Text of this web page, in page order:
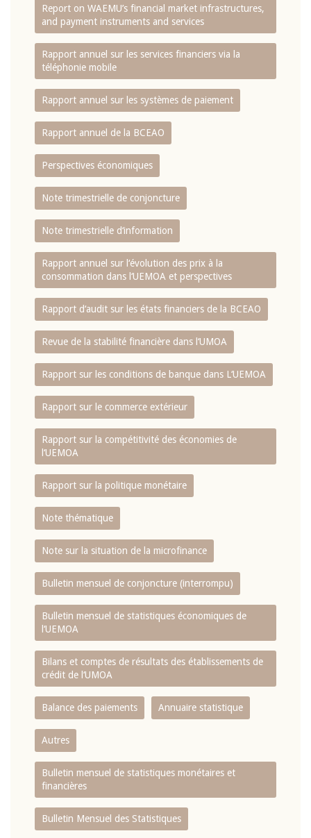
Report on WAEMU’s financial market infrastructures,
and payment instruments and services
Rapport annuel sur les services financiers via la
téléphonie mobile
Rapport annuel sur les systèmes de paiement
Rapport annuel de la BCEAO
Perspectives économiques
Note trimestrielle de conjoncture
Note trimestrielle d‘information
Rapport annuel sur l‘évolution des prix à la
consommation dans l‘UEMOA et perspectives
Rapport d‘audit sur les états financiers de la BCEAO
Revue de la stabilité financière dans l‘UMOA
Rapport sur les conditions de banque dans L‘UEMOA
Rapport sur le commerce extérieur
Rapport sur la compétitivité des économies de
l‘UEMOA
Rapport sur la politique monétaire
Note thématique
Note sur la situation de la microfinance
Bulletin mensuel de conjoncture (interrompu)
Bulletin mensuel de statistiques économiques de
l‘UEMOA
Bilans et comptes de résultats des établissements de
crédit de l‘UMOA
Balance des paiements Annuaire statistique
Autres
Bulletin mensuel de statistiques monétaires et
financières
Bulletin Mensuel des Statistiques